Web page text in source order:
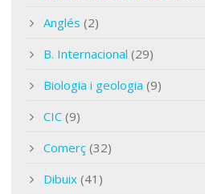
Anglés (2)
B. Internacional (29)
Biologia i geologia (9)
CIC (9)
Comerç (32)
Dibuix (41)